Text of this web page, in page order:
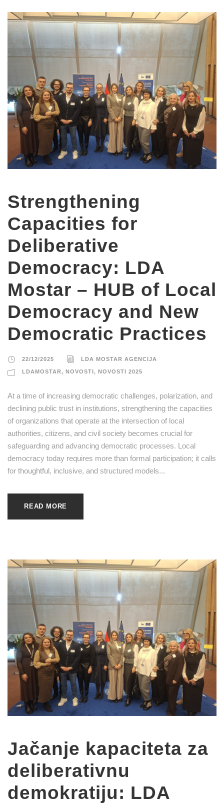
Strengthening
Capacities for
Deliberative
Democracy: LDA
Mostar – HUB of Local
Democracy and New
Democratic Practices
22/12/2025 LDA MOSTAR AGENCIJA
LDAMOSTAR, NOVOSTI, NOVOSTI 2025
At a time of increasing democratic challenges, polarization, and
declining public trust in institutions, strengthening the capacities
of organizations that operate at the intersection of local
authorities, citizens, and civil society becomes crucial for
safeguarding and advancing democratic processes. Local
democracy today requires more than formal participation; it calls
for thoughtful, inclusive, and structured models...
READ MORE
Jačanje kapaciteta za
deliberativnu
demokratiju: LDA